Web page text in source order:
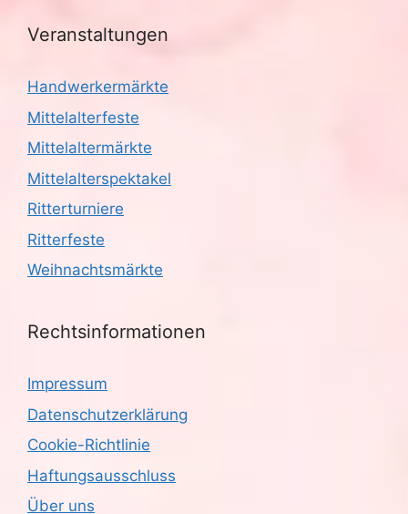
Veranstaltungen
Handwerkermärkte
Mittelalterfeste
Mittelaltermärkte
Mittelalterspektakel
Ritterturniere
Ritterfeste
Weihnachtsmärkte
Rechtsinformationen
Impressum
Datenschutzerklärung
Cookie-Richtlinie
Haftungsausschluss
Über uns